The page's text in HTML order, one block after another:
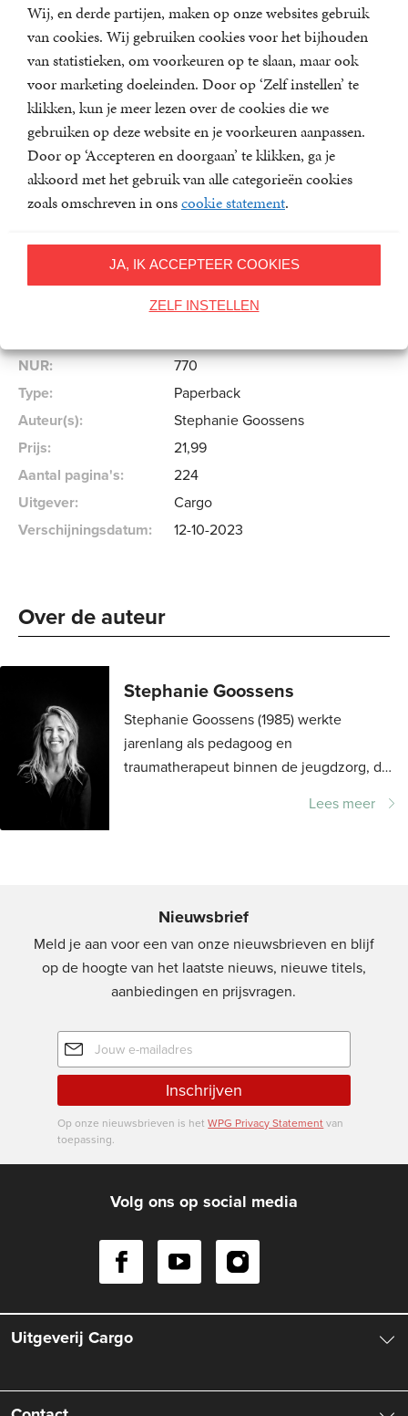
Wij, en derde partijen, maken op onze websites gebruik
van cookies. Wij gebruiken cookies voor het bijhouden
van statistieken, om voorkeuren op te slaan, maar ook
voor marketing doeleinden. Door op ‘Zelf instellen’ te
klikken, kun je meer lezen over de cookies die we
gebruiken op deze website en je voorkeuren aanpassen.
Door op ‘Accepteren en doorgaan’ te klikken, ga je
akkoord met het gebruik van alle categorieën cookies
zoals omschreven in onscookie statement.
JA, IK ACCEPTEER COOKIES
ZELF INSTELLEN
traumatherapeut én ervaringsdeskundige Stephanie
Goossens zien wat je zelf, thuis, kunt doen; hoe je met
behulp van de vooroudercirkel in 7 stappen oude
patronen doorbreekt en de tegenslagen uit het verleden
gebruikt als stevige basis voor de toekomst, óók in de
meest uitdagende situaties. Praktisch en
wetenschappelijk onderbouwd, dit boek leert ouders en
kinderen verder te denken dan het ik en oog te krijgen
voor anderen, de wereld en de toekomst.
NUR:
770
Type:
Paperback
Auteur(s):
Stephanie Goossens
Prijs:
21,99
Aantal pagina's:
224
Uitgever:
Cargo
Verschijningsdatum:
12-10-2023
Over de auteur
Stephanie Goossens
Stephanie Goossens (1985) werkte
jarenlang als pedagoog en
traumatherapeut binnen de jeugdzorg, de
zelfstandig praktijkhouder. Met deze
Lees meer
Nieuwsbrief
Meld je aan voor een van onze nieuwsbrieven en blijf
op de hoogte van het laatste nieuws, nieuwe titels,
aanbiedingen en prijsvragen.
E-
mailadres
Inschrijven
Op onze nieuwsbrieven is hetWPG Privacy Statementvan
toepassing.
Volg ons op social media
Uitgeverij Cargo
Over ons